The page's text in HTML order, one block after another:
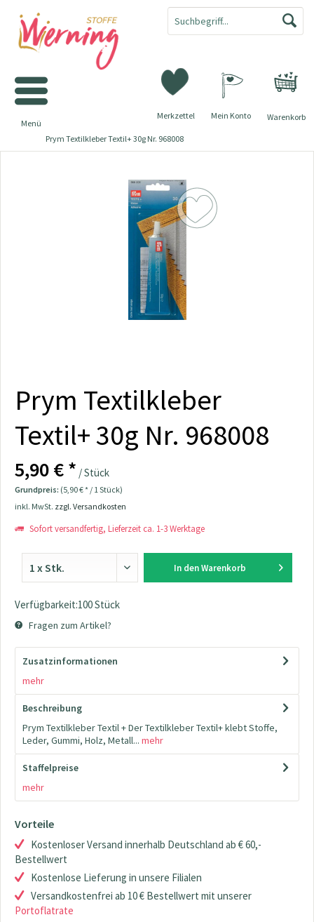
Warenkorb
Merkzettel Mein Konto
Menü
Prym Textilkleber Textil+ 30g Nr. 968008
Prym Textilkleber
Textil+ 30g Nr. 968008
5,90 € * / Stück
Grundpreis: (5,90 € * / 1 Stück)
inkl. MwSt. zzgl. Versandkosten
Sofort versandfertig, Lieferzeit ca. 1-3 Werktage
In den Warenkorb
Verfügbarkeit:100 Stück
Fragen zum Artikel?
Zusatzinformationen
mehr
Beschreibung
Prym Textilkleber Textil + Der Textilkleber Textil+ klebt Stoffe,
Leder, Gummi, Holz, Metall... mehr
Staffelpreise
mehr
Vorteile
Kostenloser Versand innerhalb Deutschland ab € 60,-
Bestellwert
Kostenlose Lieferung in unsere Filialen
Versandkostenfrei ab 10 € Bestellwert mit unserer
Portoflatrate